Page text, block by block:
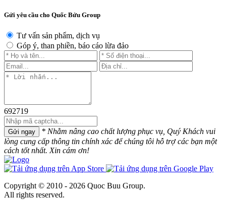
Gửi yêu cầu cho Quốc Bửu Group
Tư vấn sản phẩm, dịch vụ
Góp ý, than phiền, báo cáo lừa đảo
692719
Gửi ngay
* Nhằm nâng cao chất lượng phục vụ, Quý Khách vui
lòng cung cấp thông tin chính xác để chúng tôi hỗ trợ các bạn một
cách tốt nhất. Xin cám ơn!
Copyright © 2010 - 2026 Quoc Buu Group.
All rights reserved.